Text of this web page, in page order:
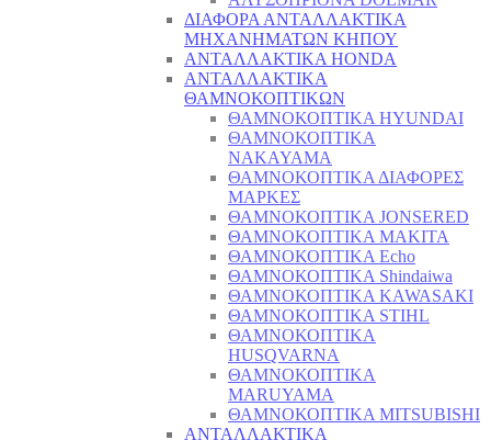
ΔΙΑΦΟΡΑ ΑΝΤΑΛΛΑΚΤΙΚΑ
ΜΗΧΑΝΗΜΑΤΩΝ ΚΗΠΟΥ
ΑΝΤΑΛΛΑΚΤΙΚΑ HONDA
ΑΝΤΑΛΛΑΚΤΙΚΑ
ΘΑΜΝΟΚΟΠΤΙΚΩΝ
ΘΑΜΝΟΚΟΠΤΙΚΑ HYUNDAI
ΘΑΜΝΟΚΟΠΤΙΚΑ
NAKAYAMA
ΘΑΜΝΟΚΟΠΤΙΚΑ ΔΙΑΦΟΡΕΣ
ΜΑΡΚΕΣ
ΘΑΜΝΟΚΟΠΤΙΚΑ JONSERED
ΘΑΜΝΟΚΟΠΤΙΚΑ MAKITA
ΘΑΜΝΟΚΟΠΤΙΚΑ Echo
ΘΑΜΝΟΚΟΠΤΙΚΑ Shindaiwa
ΘΑΜΝΟΚΟΠΤΙΚΑ KAWASAKI
ΘΑΜΝΟΚΟΠΤΙΚΑ STIHL
ΘΑΜΝΟΚΟΠΤΙΚΑ
HUSQVARNA
ΘΑΜΝΟΚΟΠΤΙΚΑ
MARUYAMA
ΘΑΜΝΟΚΟΠΤΙΚΑ MITSUBISHI
ΑΝΤΑΛΛΑΚΤΙΚΑ